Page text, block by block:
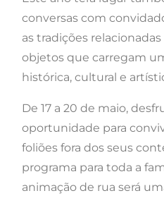
conversas com
as tradições relacionadas
objetos que carregam
histórica, cultural e
De 17 a 20 de maio,
oportunidade para
foliões fora dos seus
programa para toda a
animação de rua será